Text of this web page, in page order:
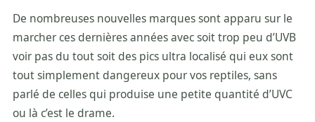
De nombreuses nouvelles marques sont apparu sur le
marcher ces dernières années avec soit trop peu d’UVB
voir pas du tout soit des pics ultra localisé qui eux sont
tout simplement dangereux pour vos reptiles, sans
parlé de celles qui produise une petite quantité d’UVC
ou là c’est le drame.